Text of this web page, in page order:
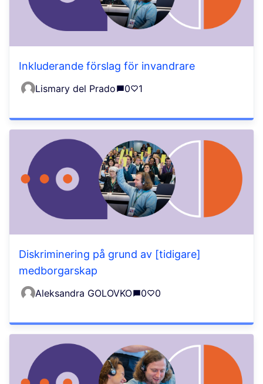
Inkluderande förslag för invandrare
Lismary del Prado 0 1
Diskriminering på grund av [tidigare]
medborgarskap
Aleksandra GOLOVKO 0 0